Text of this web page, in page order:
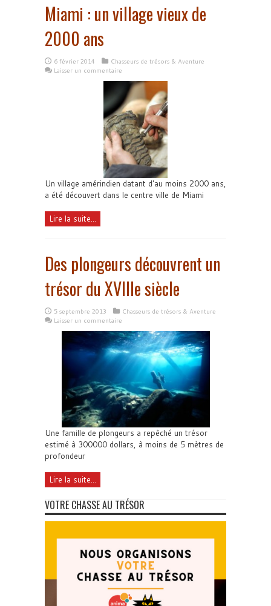
Miami : un village vieux de
2000 ans
6 février 2014
Chasseurs de trésors & Aventure
Laisser un commentaire
Un village amérindien datant d'au moins 2000 ans,
a été découvert dans le centre ville de Miami
Lire la suite...
Des plongeurs découvrent un
trésor du XVIIIe siècle
5 septembre 2013
Chasseurs de trésors & Aventure
Laisser un commentaire
Une famille de plongeurs a repêché un trésor
estimé à 300000 dollars, à moins de 5 mètres de
profondeur
Lire la suite...
VOTRE CHASSE AU TRÉSOR